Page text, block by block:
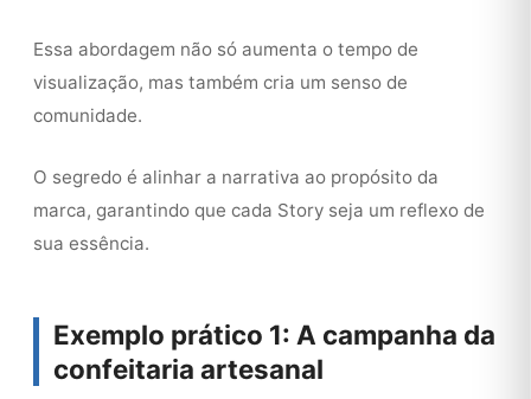
Essa abordagem não só aumenta o tempo de
visualização, mas também cria um senso de
comunidade.
O segredo é alinhar a narrativa ao propósito da
marca, garantindo que cada Story seja um reflexo de
sua essência.
Exemplo prático 1: A campanha da
confeitaria artesanal